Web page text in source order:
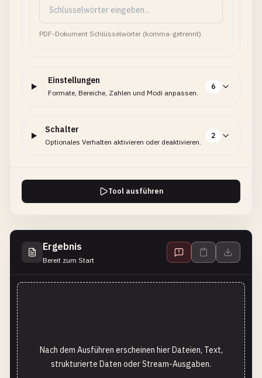
PDF-Dokument Schlüsselwörter (komma-getrennt)
Einstellungen
Formate, Bereiche, Zahlen und Modi anpassen.
6
Schalter
Optionales Verhalten aktivieren oder deaktivieren.
2
Tool ausführen
Ergebnis
Bereit zum Start
Nach dem Ausführen erscheinen hier Dateien, Text,
strukturierte Daten oder Stream-Ausgaben.